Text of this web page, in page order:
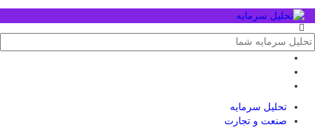
تحلیل‌ سرمایه
صنعت و تجارت